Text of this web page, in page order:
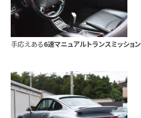
手応えある6速マニュアルトランスミッション